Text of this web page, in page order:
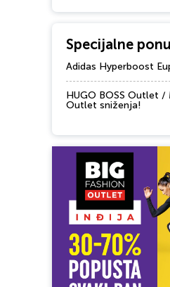
Specijalne
Adidas Hyperboost
HUGO BOSS Outlet /
Outlet sniženja!